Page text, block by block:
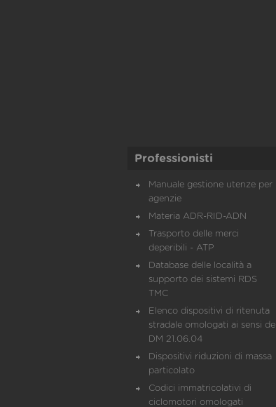
Professionisti
Manuale gestione utenze per
agenzie
Materia ADR-RID-ADN
Trasporto delle merci
deperibili - ATP
Database delle località a
supporto dei sistemi RDS
TMC
Elenco dispositivi di ritenuta
stradale omologati ai sensi del
DM 21.06.04
Dispositivi riduzioni di massa
particolato
Codici immatricolativi di
ciclomotori omologati